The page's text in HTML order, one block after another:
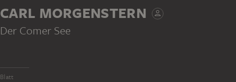
CARL MORGENSTERN
Der Comer See
Blatt